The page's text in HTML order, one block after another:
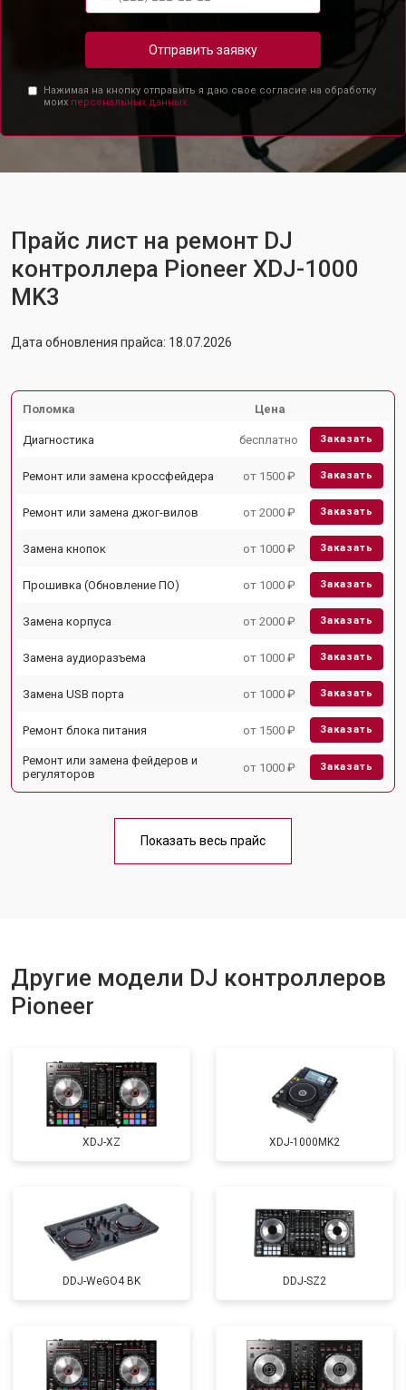
Отправить заявку
Нажимая на кнопку отправить я даю свое согласие на обработку
моих персональных данных.
Прайс лист на ремонт DJ
контроллера Pioneer XDJ-1000
MK3
Дата обновления прайса: 18.07.2026
Поломка Цена
Диагностика бесплатно Заказать
Ремонт или замена кроссфейдера от 1500 ₽ Заказать
Ремонт или замена джог-вилов от 2000 ₽ Заказать
Замена кнопок от 1000 ₽ Заказать
Прошивка (Обновление ПО) от 1000 ₽ Заказать
Замена корпуса от 2000 ₽ Заказать
Замена аудиоразъема от 1000 ₽ Заказать
Замена USB порта от 1000 ₽ Заказать
Ремонт блока питания от 1500 ₽ Заказать
Ремонт или замена фейдеров и
регуляторов
от 1000 ₽ Заказать
Показать весь прайс
Другие модели DJ контроллеров
Pioneer
XDJ-XZ XDJ-1000MK2
DDJ-WeGO4 BK DDJ-SZ2